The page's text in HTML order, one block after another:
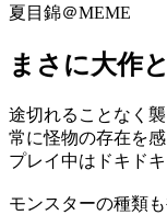
夏目錦＠MEME
まさに大作
途切れることなく
常に怪物の存在を
プレイ中はドキド
モンスターの種類